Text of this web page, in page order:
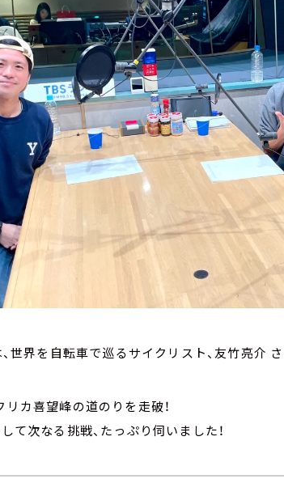
世界を自転車で巡るサイクリスト、友竹亮介 さ
カ喜望峰の道のりを走破！
て次なる挑戦、たっぷり伺いました！